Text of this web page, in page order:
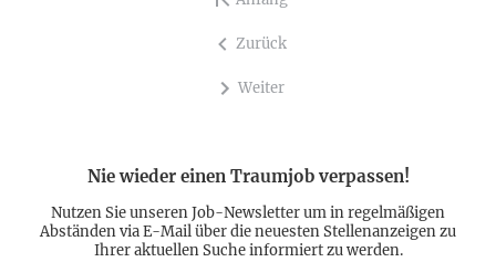
Zurück
Weiter
Nie wieder einen Traumjob verpassen!
Nutzen Sie unseren Job-Newsletter um in regelmäßigen
Abständen via E-Mail über die neuesten Stellenanzeigen zu
Ihrer aktuellen Suche informiert zu werden.